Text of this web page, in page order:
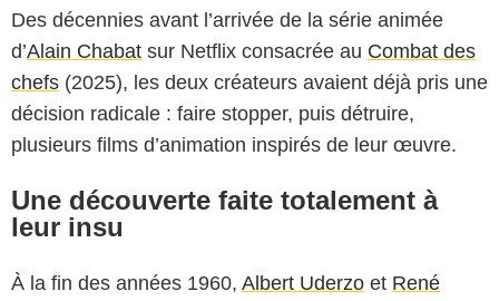
Des décennies avant l’arrivée de la série animée
d’Alain Chabat sur Netflix consacrée au Combat des
chefs (2025), les deux créateurs avaient déjà pris une
décision radicale : faire stopper, puis détruire,
plusieurs films d’animation inspirés de leur œuvre.
Une découverte faite totalement à
leur insu
À la fin des années 1960, Albert Uderzo et René